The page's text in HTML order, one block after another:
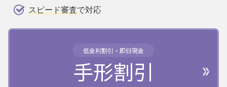
スピード審査で対応
低金利割引・即日現金
手形割引